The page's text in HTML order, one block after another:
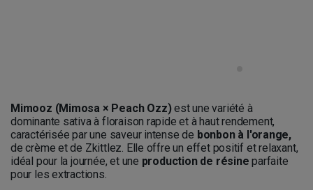
Mimooz (Mimosa × Peach Ozz)est une variété à
dominante sativa à floraison rapide et à haut rendement,
caractérisée par une saveur intense de bonbon à l'orange,
de crème et de Zkittlez. Elle offre un effet positif et relaxant,
idéal pour la journée, et une production de résine parfaite
pour les extractions.